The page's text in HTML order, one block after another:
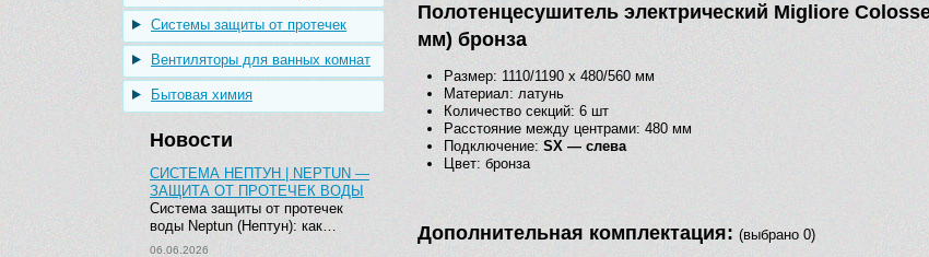
Системы защиты от протечек
Вентиляторы для ванных комнат
Бытовая химия
Новости
СИСТЕМА НЕПТУН | NEPTUN —
ЗАЩИТА ОТ ПРОТЕЧЕК ВОДЫ
Система защиты от протечек
воды Neptun (Нептун): как…
06.06.2026
Полотенцесушитель электрический Migliore
мм) бронза
Размер: 1110/1190 x 480/560 мм
Материал: латунь
Количество секций: 6 шт
Расстояние между центрами: 480 мм
Подключение: SX — слева
Цвет: бронза
Дополнительная комплектация: (выбрано 0)